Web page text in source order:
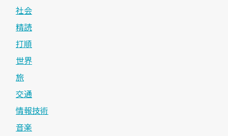
社会
精読
打順
世界
旅
交通
情報技術
音楽